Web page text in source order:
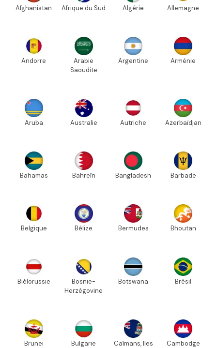
Afghanistan Afrique du Sud Algérie Allemagne
Andorre
Arabie
Saoudite
Argentine Arménie
Aruba Australie Autriche Azerbaïdjan
Bahamas Bahreïn Bangladesh Barbade
Belgique Bélize Bermudes Bhoutan
Biélorussie
Bosnie-
Herzégovine
Botswana Brésil
Brunei Bulgarie Caïmans, Iles Cambodge